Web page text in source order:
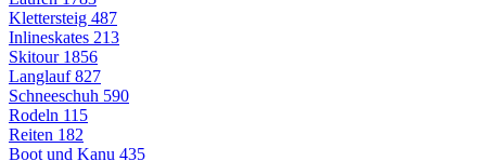
Klettersteig 487
Inlineskates 213
Skitour 1856
Langlauf827
Schneeschuh 590
Rodeln 115
Reiten 182
Boot und Kanu 435